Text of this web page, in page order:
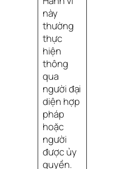
này
thường
thực
hiện
thông
qua
người đại
diện hợp
pháp
hoặc
người
được ủy
quyền.